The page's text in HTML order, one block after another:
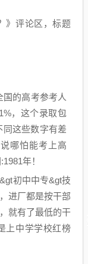
》评论区，标题
国的高考参考人
，这个录取包
这些数字有差
哪怕能考上高
年！
初中中专&gt技
进厂都是按干部
就有了最低的干
上中学学校红榜